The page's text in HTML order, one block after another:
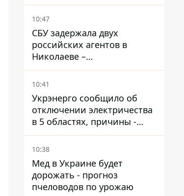
10:47
СБУ задержала двух
российских агентов в
Николаеве –
корректировали удары по
городу
10:41
Укрэнерго сообщило об
отключении электричества
в 5 областях, причины -
обстрелы и жара
10:38
Мед в Украине будет
дорожать - прогноз
пчеловодов по урожаю